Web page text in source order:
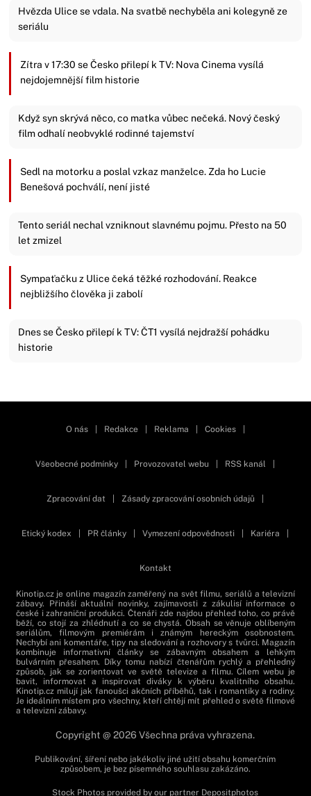
Hvězda Ulice se vdala. Na svatbě nechyběla ani kolegyně ze
seriálu
Zítra v 17:30 se Česko přilepí k TV: Nova Cinema vysílá
nejdojemnější film historie
Když syn skrývá něco, co matka vůbec nečeká. Nový český
film odhalí neobvyklé rodinné tajemství
Sedl na motorku a poslal vzkaz manželce. Zda ho Lucie
Benešová pochválí, není jisté
Tento seriál nechal vzniknout slavnému pojmu. Přesto na 50
let zmizel
Sympaťačku z Ulice čeká těžké rozhodování. Reakce
nejbližšího člověka ji zabolí
Dnes se Česko přilepí k TV: ČT1 vysílá nejdražší pohádku
historie
O nás Redakce Reklama Cookies
Všeobecné podmínky Provozovatel webu RSS kanál
Zpracování dat Zásady zpracování osobních údajů
Etický kodex PR články Vymezení odpovědnosti Kariéra
Kontakt
Kinotip.cz je online magazín zaměřený na svět filmu, seriálů a televizní
zábavy. Přináší aktuální novinky, zajímavosti z zákulisí informace o
české i zahraniční produkci. Čtenáři zde najdou přehled toho, co právě
běží, co stojí za zhlédnutí a co se chystá. Obsah se věnuje oblíbeným
seriálům, filmovým premiérám i známým hereckým osobnostem.
Nechybí ani komentáře, tipy na sledování a rozhovory s tvůrci. Magazín
kombinuje informativní články se zábavným obsahem a lehkým
bulvárním přesahem. Díky tomu nabízí čtenářům rychlý a přehledný
způsob, jak se zorientovat ve světě televize a filmu. Cílem webu je
bavit, informovat a inspirovat diváky k výběru kvalitního obsahu.
Kinotip.cz milují jak fanoušci akčních příběhů, tak i romantiky a rodiny.
Je ideálním místem pro všechny, kteří chtějí mít přehled o světě filmové
a televizní zábavy.
Copyright @ 2026 Všechna práva vyhrazena.
Publikování, šíření nebo jakékoliv jiné užití obsahu komerčním
způsobem, je bez písemného souhlasu zakázáno.
Stock Photos provided by our partner Depositphotos